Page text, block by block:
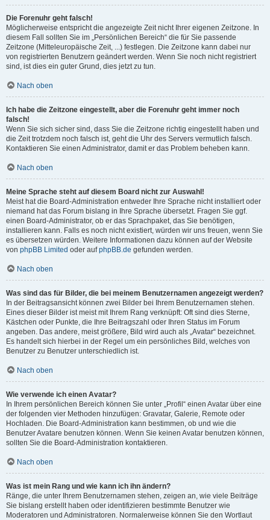
Die Forenuhr geht falsch!
Möglicherweise entspricht die angezeigte Zeit nicht Ihrer eigenen Zeitzone. In
diesem Fall sollten Sie im „Persönlichen Bereich“ die für Sie passende
Zeitzone (Mitteleuropäische Zeit, ...) festlegen. Die Zeitzone kann dabei nur
von registrierten Benutzern geändert werden. Wenn Sie noch nicht registriert
sind, ist dies ein guter Grund, dies jetzt zu tun.
Nach oben
Ich habe die Zeitzone eingestellt, aber die Forenuhr geht immer noch
falsch!
Wenn Sie sich sicher sind, dass Sie die Zeitzone richtig eingestellt haben und
die Zeit trotzdem noch falsch ist, geht die Uhr des Servers vermutlich falsch.
Kontaktieren Sie einen Administrator, damit er das Problem beheben kann.
Nach oben
Meine Sprache steht auf diesem Board nicht zur Auswahl!
Meist hat die Board-Administration entweder Ihre Sprache nicht installiert oder
niemand hat das Forum bislang in Ihre Sprache übersetzt. Fragen Sie ggf.
einen Board-Administrator, ob er das Sprachpaket, das Sie benötigen,
installieren kann. Falls es noch nicht existiert, würden wir uns freuen, wenn Sie
es übersetzen würden. Weitere Informationen dazu können auf der Website
von phpBB Limited oder aufphpBB.de gefunden werden.
Nach oben
Was sind das für Bilder, die bei meinem Benutzernamen angezeigt werden?
In der Beitragsansicht können zwei Bilder bei Ihrem Benutzernamen stehen.
Eines dieser Bilder ist meist mit Ihrem Rang verknüpft: Oft sind dies Sterne,
Kästchen oder Punkte, die Ihre Beitragszahl oder Ihren Status im Forum
angeben. Das andere, meist größere, Bild wird auch als „Avatar“ bezeichnet.
Es handelt sich hierbei in der Regel um ein persönliches Bild, welches von
Benutzer zu Benutzer unterschiedlich ist.
Nach oben
Wie verwende ich einen Avatar?
In Ihrem persönlichen Bereich können Sie unter „Profil“ einen Avatar über eine
der folgenden vier Methoden hinzufügen: Gravatar, Galerie, Remote oder
Hochladen. Die Board-Administration kann bestimmen, ob und wie die
Benutzer Avatare benutzen können. Wenn Sie keinen Avatar benutzen können,
sollten Sie die Board-Administration kontaktieren.
Nach oben
Was ist mein Rang und wie kann ich ihn ändern?
Ränge, die unter Ihrem Benutzernamen stehen, zeigen an, wie viele Beiträge
Sie bislang erstellt haben oder identifizieren bestimmte Benutzer wie
Moderatoren und Administratoren. Normalerweise können Sie den Wortlaut